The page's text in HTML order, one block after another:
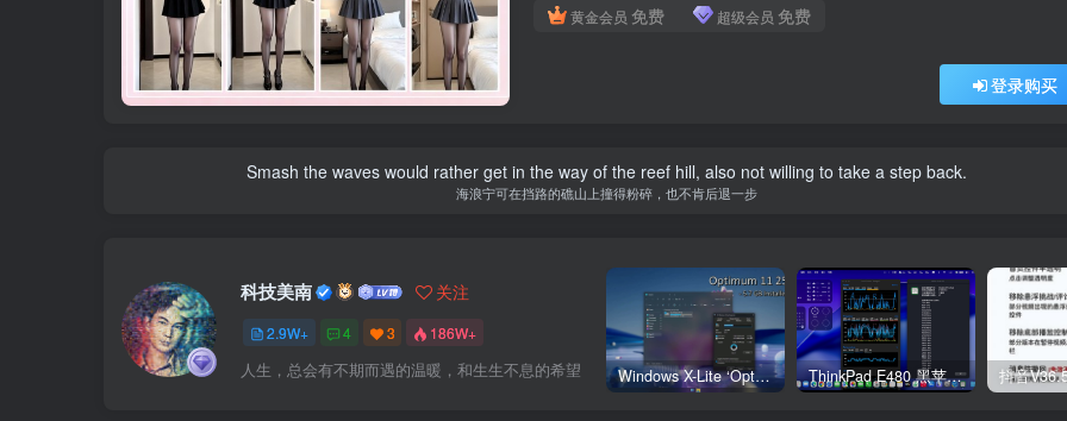
黄金会员 免费 超级会员 免费
登录购买
Smash the waves would rather get in the way of the reef hill, also not willing to take a step back.
海浪宁可在挡路的礁山上撞得粉碎，也不肯后退一步
科技美南 关注
2.9W+ 4 3 186W+
人生，总会有不期而遇的温暖，和生生不息的希望 Windows X-Lite ‘Optimum 11’ 25H2 Pro v2 ThinkPad E480 黑苹果完美Tahoe的EFI分享（2026.03.01更新） 抖音